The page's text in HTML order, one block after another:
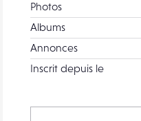
Photos
Albums
Annonces
Inscrit depuis le